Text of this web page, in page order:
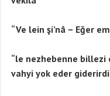
“Ve lein şi’nâ – Eğer
“le nezhebenne billezi
vahyi yok eder